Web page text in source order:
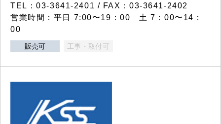
TEL：03-3641-2401 / FAX：03-3641-2402
営業時間：平日 7:00〜19：00 土 7：00〜14：
00
販売可 工事・取付可